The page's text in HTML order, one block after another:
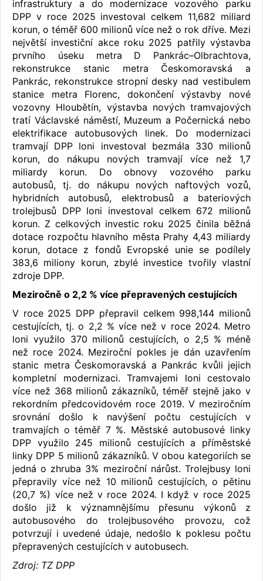
infrastruktury a do modernizace vozového parku
DPP v roce 2025 investoval celkem 11,682 miliard
korun, o téměř 600 milionů více než o rok dříve. Mezi
největší investiční akce roku 2025 patřily výstavba
prvního úseku metra D Pankrác–Olbrachtova,
rekonstrukce stanic metra Českomoravská a
Pankrác, rekonstrukce stropní desky nad vestibulem
stanice metra Florenc, dokončení výstavby nové
vozovny Hloubětín, výstavba nových tramvajových
tratí Václavské náměstí, Muzeum a Počernická nebo
elektrifikace autobusových linek. Do modernizaci
tramvají DPP loni investoval bezmála 330 milionů
korun, do nákupu nových tramvají více než 1,7
miliardy korun. Do obnovy vozového parku
autobusů, tj. do nákupu nových naftových vozů,
hybridních autobusů, elektrobusů a bateriových
trolejbusů DPP loni investoval celkem 672 milionů
korun. Z celkových investic roku 2025 činila běžná
dotace rozpočtu hlavního města Prahy 4,43 miliardy
korun, dotace z fondů Evropské unie se podílely
383,6 miliony korun, zbylé investice tvořily vlastní
zdroje DPP.
Meziročně o 2,2 % více přepravených cestujících
V roce 2025 DPP přepravil celkem 998,144 milionů
cestujících, tj. o 2,2 % více než v roce 2024. Metro
loni využilo 370 milionů cestujících, o 2,5 % méně
než roce 2024. Meziroční pokles je dán uzavřením
stanic metra Českomoravská a Pankrác kvůli jejich
kompletní modernizaci. Tramvajemi loni cestovalo
více než 368 milionů zákazníků, téměř stejně jako v
rekordním předcovidovém roce 2019. V meziročním
srovnání došlo k navýšení počtu cestujících v
tramvajích o téměř 7 %. Městské autobusové linky
DPP využilo 245 milionů cestujících a příměstské
linky DPP 5 milionů zákazníků. V obou kategoriích se
jedná o zhruba 3% meziroční nárůst. Trolejbusy loni
přepravily více než 10 milionů cestujících, o pětinu
(20,7 %) více než v roce 2024. I když v roce 2025
došlo již k významnějšímu přesunu výkonů z
autobusového do trolejbusového provozu, což
potvrzují i uvedené údaje, nedošlo k poklesu počtu
přepravených cestujících v autobusech.
Zdroj: TZ DPP